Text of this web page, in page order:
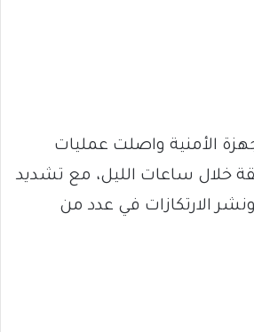
الأمنية واصلت عمليات
خلال ساعات الليل، مع تشديد
الارتكازات في عدد من